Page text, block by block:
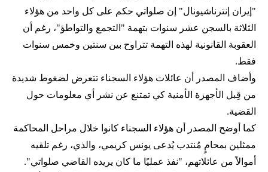
"إيران إنترناشيونال" إن صلواتي حكم على كل واحد من هؤلاء
الثلاثة بالسجن عشر سنوات بتهمة "التجمع والتواطؤ"، رغم أن
العقوبة القانونية لهذه التهمة تتراوح بين سنتين وخمس سنوات
فقط.
وأضاف المصدر أن عائلات هؤلاء السجناء تتعرض لضغوط شديدة
من قِبل الأجهزة الأمنية كي تمتنع عن نشر أي معلومات حول
القضية.
كما أوضح المصدر أن هؤلاء السجناء كانوا خلال مراحل المحاكمة
ممثلين بمحامٍ مُنتدب يُدعى يونس كريمي، والذي، رغم تلقيه
أموالاً من عائلاتهم، "نفذ عمليًا ما كان يريده القاضي صلواتي".